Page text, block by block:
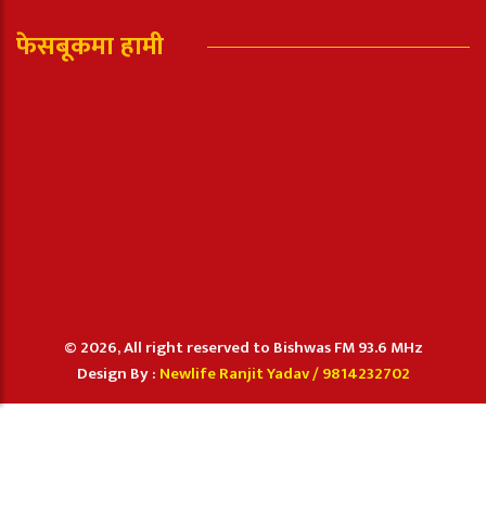
फेसबूकमा हामी
© 2026, All right reserved to Bishwas FM 93.6 MHz
Design By : Newlife Ranjit Yadav /9814232702